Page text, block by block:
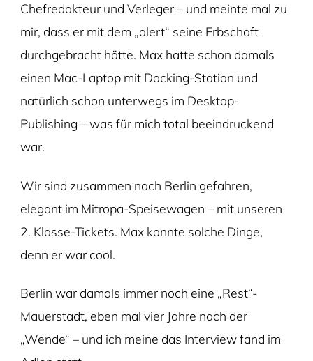
Chefredakteur und Verleger – und meinte mal zu
mir, dass er mit dem „alert“ seine Erbschaft
durchgebracht hätte. Max hatte schon damals
einen Mac-Laptop mit Docking-Station und
natürlich schon unterwegs im Desktop-
Publishing – was für mich total beeindruckend
war.
Wir sind zusammen nach Berlin gefahren,
elegant im Mitropa-Speisewagen – mit unseren
2. Klasse-Tickets. Max konnte solche Dinge,
denn er war cool.
Berlin war damals immer noch eine „Rest“-
Mauerstadt, eben mal vier Jahre nach der
„Wende“ – und ich meine das Interview fand im